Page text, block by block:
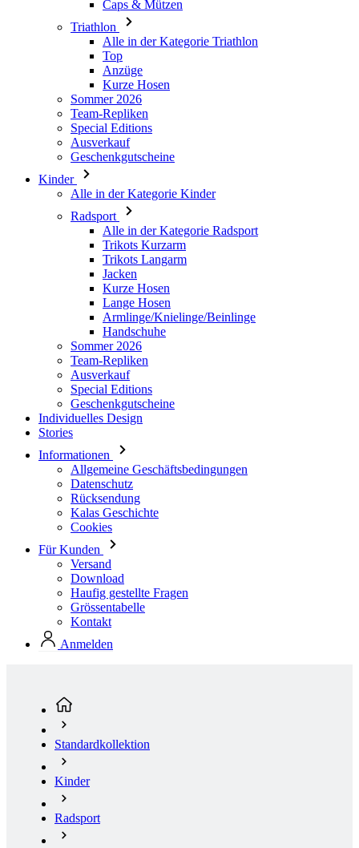
Kurze Hosen
Sommer 2026
Team-Repliken
Special Editions
Ausverkauf
Geschenkgutscheine
Kinder
Alle in der Kategorie Kinder
Radsport
Alle in der Kategorie Radsport
Trikots Langarm
Jacken
Kurze Hosen
Lange Hosen
Armlinge/Knielinge/Beinlinge
Handschuhe
Sommer 2026
Team-Repliken
Ausverkauf
Special Editions
Geschenkgutscheine
Individuelles Design
Stories
Informationen
Allgemeine Geschäftsbedingungen
Datenschutz
Rücksendung
Kalas Geschichte
Cookies
Für Kunden
Versand
Download
Haufig gestellte Fragen
Grössentabelle
Kontakt
Anmelden
Kinder
Radsport
Trikots Kurzarm
BLUE MARINE FOUNDATION | Trikot | JUNIOR |
Grösse: 110